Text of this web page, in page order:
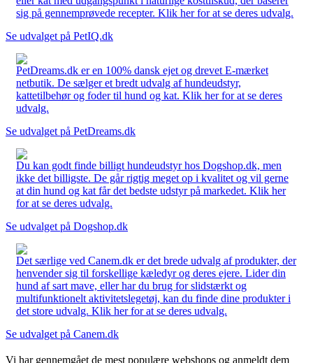
sig på gennemprøvede recepter. Klik her for at se deres udvalg.
Se udvalget på PetIQ.dk
PetDreams.dk er en 100% dansk ejet og drevet E-mærket
netbutik. De sælger et bredt udvalg af hundeudstyr,
kattetilbehør og foder til hund og kat. Klik her for at se deres
udvalg.
Se udvalget på PetDreams.dk
Du kan godt finde billigt hundeudstyr hos Dogshop.dk, men
ikke det billigste. De går rigtig meget op i kvalitet og vil gerne
at din hund og kat får det bedste udstyr på markedet. Klik her
for at se deres udvalg.
Se udvalget på Dogshop.dk
Det særlige ved Canem.dk er det brede udvalg af produkter, der
henvender sig til forskellige kæledyr og deres ejere. Lider din
hund af sart mave, eller har du brug for slidstærkt og
multifunktionelt aktivitetslegetøj, kan du finde dine produkter i
det store udvalg. Klik her for at se deres udvalg.
Se udvalget på Canem.dk
Vi har gennemgået de mest populære webshops og anmeldt dem